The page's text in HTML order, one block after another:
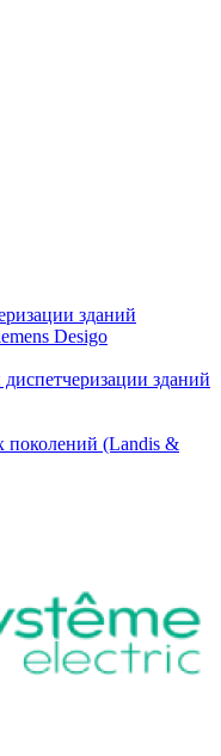
зданий
Desigo
зданий
поколений (Landis &